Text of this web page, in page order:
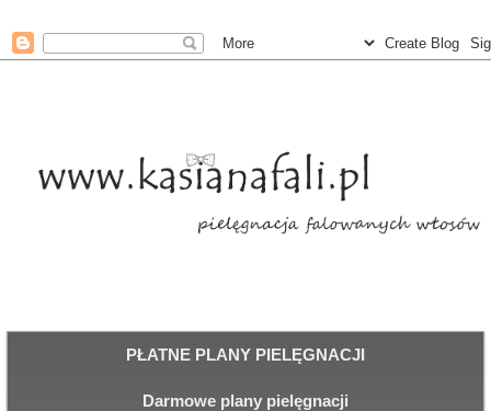
PŁATNE PLANY PIELĘGNACJI
Darmowe plany pielęgnacji